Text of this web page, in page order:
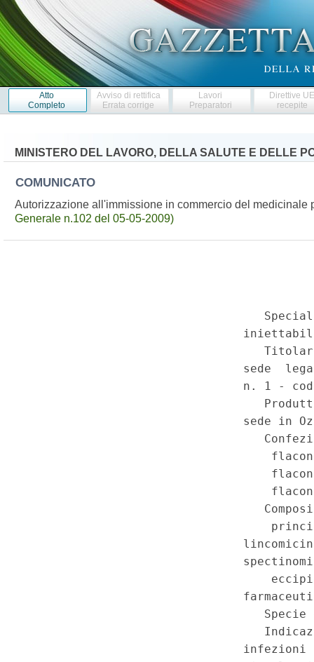
Atto
Completo
Avviso di rettifica
Errata corrige
Lavori
Preparatori
Direttive
recepite
MINISTERO DEL LAVORO, DELLA SALUTE E DELLE
COMUNICATO
Autorizzazione all'immissione in commercio del
Generale n.102 del 05-05-2009)